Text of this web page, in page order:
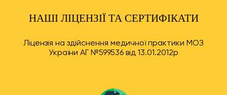
НАШІ ЛІЦЕНЗІЇ ТА СЕРТИФІКАТИ
Ліцензія на здійснення медичної практики МОЗ
України АГ №599536 від 13.01.2012р